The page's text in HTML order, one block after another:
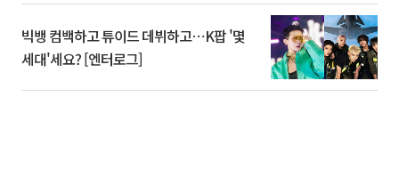
빅뱅 컴백하고 튜이드 데뷔하고⋯K팝 '몇
세대'세요? [엔터로그]